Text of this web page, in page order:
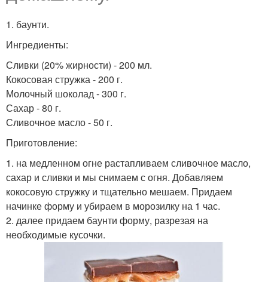
1. баунти.
Ингредиенты:
Сливки (20% жирности) - 200 мл.
Кокосовая стружка - 200 г.
Молочный шоколад - 300 г.
Сахар - 80 г.
Сливочное масло - 50 г.
Приготовление:
1. на медленном огне растапливаем сливочное масло,
сахар и сливки и мы снимаем с огня. Добавляем
кокосовую стружку и тщательно мешаем. Придаем
начинке форму и убираем в морозилку на 1 час.
2. далее придаем баунти форму, разрезая на
необходимые кусочки.